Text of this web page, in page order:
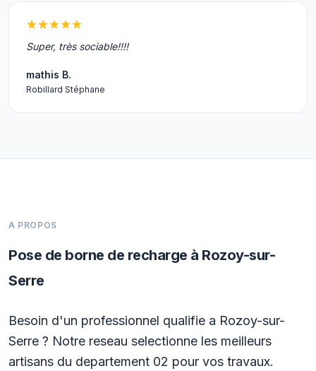
Super, très sociable!!!!
mathis B.
Robillard Stéphane
A PROPOS
Pose de borne de recharge à Rozoy-sur-
Serre
Besoin d'un professionnel qualifie a Rozoy-sur-
Serre ? Notre reseau selectionne les meilleurs
artisans du departement 02 pour vos travaux.